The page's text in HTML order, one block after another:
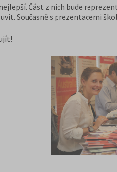
Část z nich bude
Současně s prezentacemi